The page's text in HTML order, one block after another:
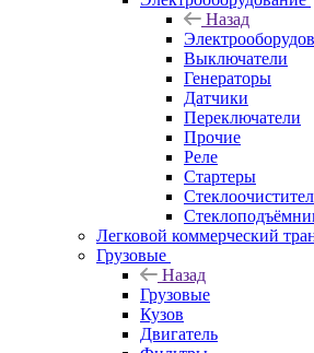
Назад
Выключатели
Генераторы
Датчики
Переключатели
Прочие
Реле
Стартеры
Легковой коммерческий
Грузовые
Назад
Грузовые
Кузов
Двигатель